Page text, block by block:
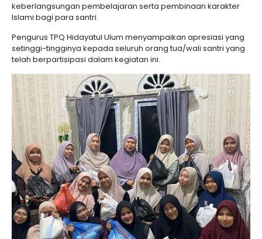
keberlangsungan pembelajaran serta pembinaan karakter
Islami bagi para santri.
Pengurus TPQ Hidayatul Ulum menyampaikan apresiasi yang
setinggi-tingginya kepada seluruh orang tua/wali santri yang
telah berpartisipasi dalam kegiatan ini.